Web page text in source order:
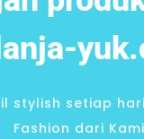
stylish setiap
Fashion dari Kami